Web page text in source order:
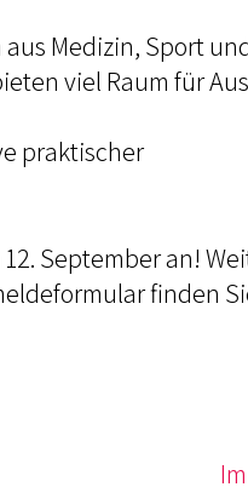
Medizin, Sport
viel Raum für
praktischer
September an!
finden